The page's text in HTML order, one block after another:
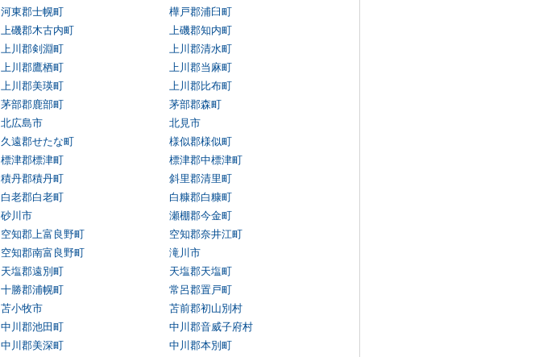
河東郡士幌町
樺戸郡浦臼町
上磯郡木古内町
上磯郡知内町
上川郡剣淵町
上川郡清水町
上川郡鷹栖町
上川郡当麻町
上川郡美瑛町
上川郡比布町
茅部郡鹿部町
茅部郡森町
北広島市
北見市
久遠郡せたな町
様似郡様似町
標津郡標津町
標津郡中標津町
積丹郡積丹町
斜里郡清里町
白老郡白老町
白糠郡白糠町
砂川市
瀬棚郡今金町
空知郡上富良野町
空知郡奈井江町
空知郡南富良野町
滝川市
天塩郡遠別町
天塩郡天塩町
十勝郡浦幌町
常呂郡置戸町
苫小牧市
苫前郡初山別村
中川郡池田町
中川郡音威子府村
中川郡美深町
中川郡本別町